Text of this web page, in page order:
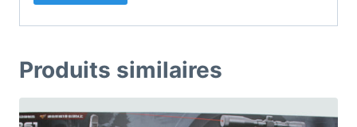
Produits similaires